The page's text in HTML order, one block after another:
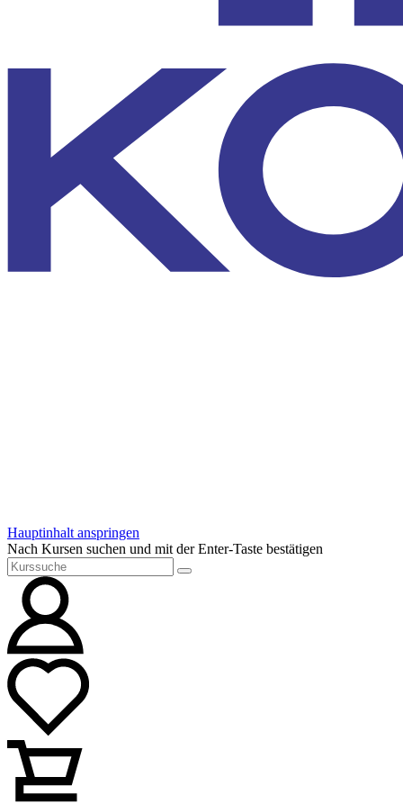
Hauptinhalt anspringen
Nach Kursen suchen und mit der Enter-Taste bestätigen